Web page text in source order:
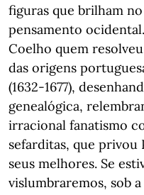
figuras que brilham
pensamento
Coelho quem
das origens
(1632-1677),
genealógica,
irracional fanatismo
sefarditas, que
seus melhores. Se
vislumbraremos, sob